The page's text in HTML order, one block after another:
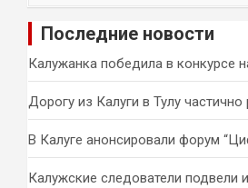
и
Последние новости
Калужанка победила в конкурсе
Дорогу из Калуги в Тулу
В Калуге анонсировали форум
Калужские следователи подвели